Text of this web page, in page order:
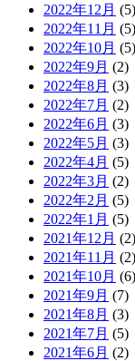
2022年12月 (5)
2022年11月 (5)
2022年10月 (5)
2022年9月 (2)
2022年8月 (3)
2022年7月 (2)
2022年6月 (3)
2022年5月 (3)
2022年4月 (5)
2022年3月 (2)
2022年2月 (5)
2022年1月 (5)
2021年12月 (2)
2021年11月 (2)
2021年10月 (6)
2021年9月 (7)
2021年8月 (3)
2021年7月 (5)
2021年6月 (2)